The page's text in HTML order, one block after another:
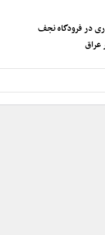
در فرودگاه نجف
عراق